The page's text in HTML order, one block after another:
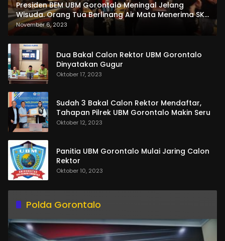
Presiden BEM UBM Gorontalo Meningal Jelang
Wisuda. Orang Tua Berlinang Air Mata Menerima SKL
dan Pemasangan Salempang
November 6, 2023
Dua Bakal Calon Rektor UBM Gorontalo
Dinyatakan Gugur
Oktober 17, 2023
Sudah 3 Bakal Calon Rektor Mendaftar,
Tahapan Pilrek UBM Gorontalo Makin Seru
Oktober 12, 2023
Panitia UBM Gorontalo Mulai Jaring Calon
Rektor
Oktober 10, 2023
Polda Gorontalo